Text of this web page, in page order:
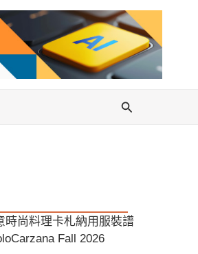
搜
時尚料理卡札納用服裝譜
Fall 2026